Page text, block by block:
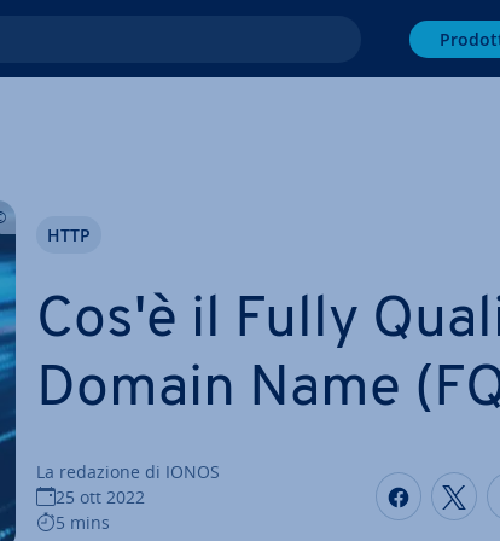
Cos'è il Fully
Domain Name
La redazione di IONOS
25 ott 2022
5 mins
HTTP